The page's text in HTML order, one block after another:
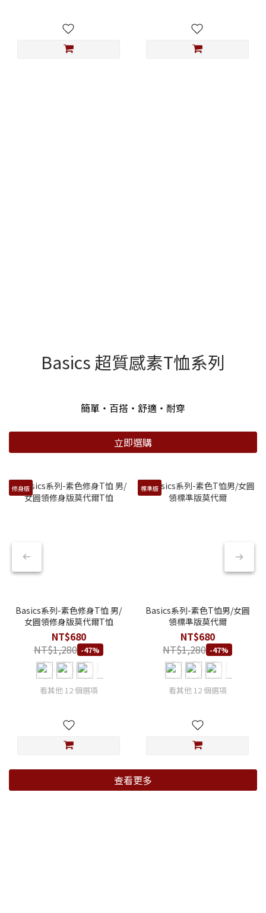
Basics 超質感素T恤系列
簡單・百搭・舒適・耐穿
立即選購
修身版
Basics系列-素色修身T恤 男/
女圓領修身版莫代爾T恤
NT$680
NT$1,280 -47%
看其他 12 個選項
標準版
Basics系列-素色T恤男/女圓
領標準版莫代爾
NT$680
NT$1,280 -47%
看其他 12 個選項
查看更多